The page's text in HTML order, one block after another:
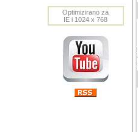
Optimizirano za
IE i 1024 x 768